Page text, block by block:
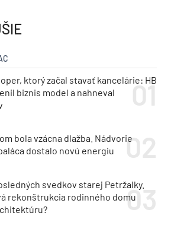
ktorý začal stavať kancelárie: HB
biznis model a nahneval
bola vzácna dlažba. Nádvorie
dostalo novú energiu
svedkov starej Petržalky.
rekonštrukcia rodinného domu